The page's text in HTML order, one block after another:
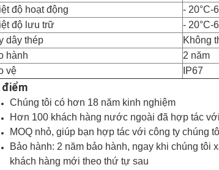
độ hoạt động
- 20°C-
độ lưu trữ
- 20°C-
dây thép
Không
hành
2 năm
vệ
IP67
điểm
Chúng tôi có hơn 18 năm kinh nghiệm
Hơn 100 khách hàng nước ngoài đã hợp tác
MOQ nhỏ, giúp bạn hợp tác với công ty chúng
Bảo hành: 2 năm bảo hành, ngay khi chúng tôi
khách hàng mới theo thứ tự sau